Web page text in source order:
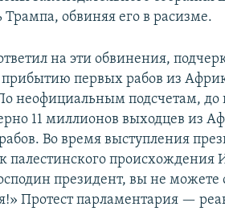
обвиняя его в расизме.
на эти обвинения,
прибытию первых рабов из
неофициальным подсчетам,
11 миллионов выходцев из
Во время выступления
палестинского происхождения
президент, вы не можете
Протест парламентария —